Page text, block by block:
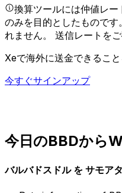
換算ツールには仲値レ
のみを目的としたもので
れません。 送信レートをご
Xeで海外に送金できるこ
今すぐサインアップ
今日のBBDから
バルバドスドル を サモア